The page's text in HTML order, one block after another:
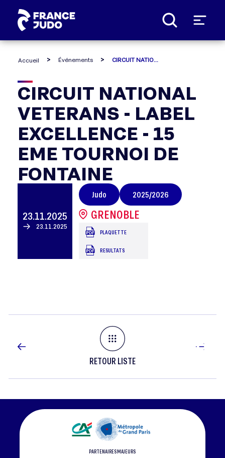
Accueil Événements
CIRCUIT
NATIONAL
VETERANS
-
LABEL
EXCELLENCE
TOURNOI
DE
FONTAINE
CIRCUIT NATIONAL
VETERANS - LABEL
EXCELLENCE - 15
EME TOURNOI DE
FONTAINE
23.11.2025
23.11.2025
Judo 2025/2026
GRENOBLE
PLAQUETTE
RESULTATS
RETOUR LISTE
PARTENAIRES MAJEURS